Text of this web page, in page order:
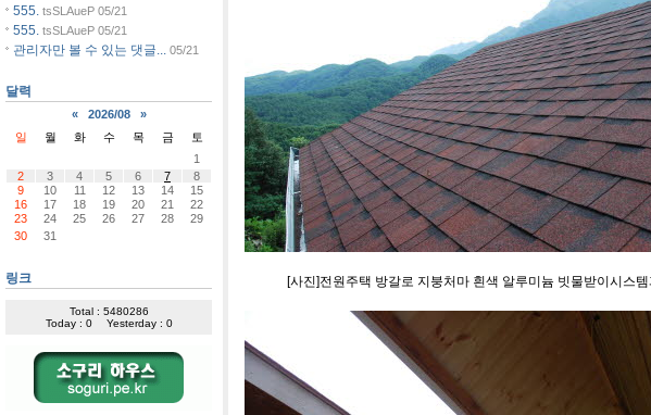
[사진]전원주택 방갈로 지붕처마 흰색 알루미늄 빗물받이시스템
555. tsSLAueP 05/21
555. tsSLAueP 05/21
관리자만 볼 수 있는 댓글... 05/21
달력
« 2026/08
»
일
월 화 수 목 금
토
1
2
3 4 5 6 7
8
9
10 11 12 13 14
15
16
17 18 19 20 21
22
23
24 25 26 27 28
29
30
31
링크
Total : 5480286
Today : 0
Yesterday : 0